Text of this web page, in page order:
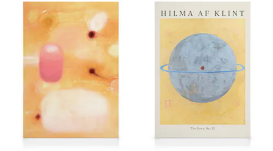
ζεστούς τόνους που θυμίζουν τη χρυσή ώρα. Αναβαθμίζοντας τη
διακόσμηση τοίχου σας με επιλεγμένους καμβάδες από τη
συλλογή Golden Serenade, μπορείτε να κάνετε μια λεπτή
αναφορά στη naive εικονογράφηση και τη λαϊκή τέχνη, με
απλές φόρμες και παιχνιδιάρικα αφηρημένα.